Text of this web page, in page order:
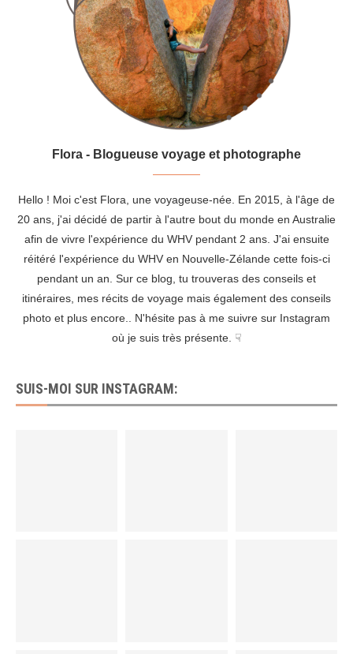
Flora - Blogueuse voyage et photographe
Hello ! Moi c'est Flora, une voyageuse-née. En 2015, à l'âge de
20 ans, j'ai décidé de partir à l'autre bout du monde en Australie
afin de vivre l'expérience du WHV pendant 2 ans. J'ai ensuite
réitéré l'expérience du WHV en Nouvelle-Zélande cette fois-ci
pendant un an. Sur ce blog, tu trouveras des conseils et
itinéraires, mes récits de voyage mais également des conseils
photo et plus encore.. N'hésite pas à me suivre sur Instagram
où je suis très présente. ☟
SUIS-MOI SUR INSTAGRAM: